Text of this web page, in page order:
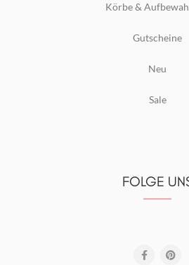
Körbe &
Gutscheine
Neu
Sale
FOLGE